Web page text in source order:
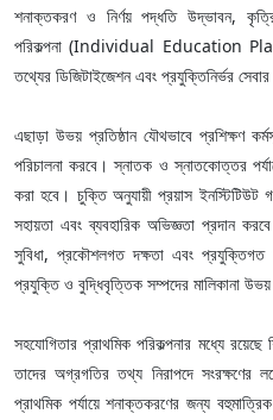
শনাক্তকরণ ও নির্ণয় পদ্ধতি উদ্ভাবন,
পরিকল্পনা (Individual Education Plan-
তথ্যের ডিজিটাইজেশন এবং প্রযুক্তিনির্ভর
এছাড়া উভয় প্রতিষ্ঠান যৌথভাবে প্রশিক্ষণ
পরিচালনা করবে। স্নাতক ও স্নাতকোত্তর
করা হবে। চুক্তি অনুযায়ী প্রয়াস ইনস্টিটিউট
সহায়তা এবং ব্যবহারিক অভিজ্ঞতা প্রদান
সুবিধা, প্রকৌশলগত দক্ষতা এবং প্রযুক্তিগত
প্রযুক্তি ও বুদ্ধিবৃত্তিক সম্পদের মালিকানা উভয়
সহযোগিতার প্রাথমিক পরিকল্পনার মধ্যে
তাদের অগ্রগতির তথ্য নিরাপদে সংরক্ষণের
প্রাথমিক পর্যায়ে শনাক্তকরণের জন্য